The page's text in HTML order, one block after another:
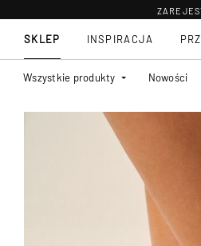
SKLEP
Wszystkie produkty Nowości
INSPIRACJA